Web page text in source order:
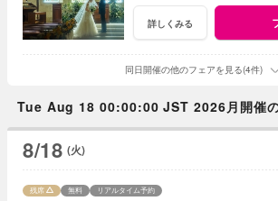
詳しくみる
同日開催の他のフェアを見る(4件)
Tue Aug 18 00:00:00 JST 2026月開催
8/18 (火)
残席 無料 リアルタイム予約